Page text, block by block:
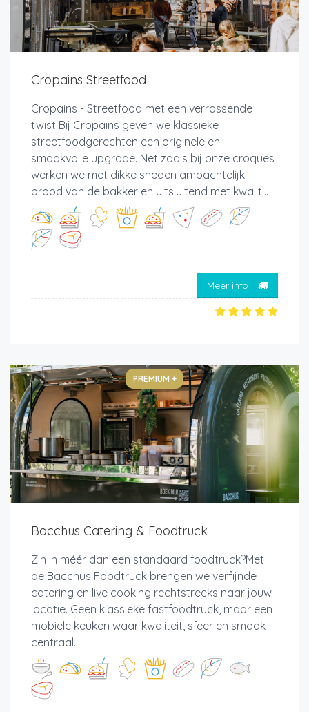
Cropains Streetfood
Cropains - Streetfood met een verrassende
twist Bij Cropains geven we klassieke
streetfoodgerechten een originele en
smaakvolle upgrade. Net zoals bij onze croques
werken we met dikke sneden ambachtelijk
brood van de bakker en uitsluitend met kwalit...
Meer info
PREMIUM +
Bacchus Catering & Foodtruck
Zin in méér dan een standaard foodtruck?Met
de Bacchus Foodtruck brengen we verfijnde
catering en live cooking rechtstreeks naar jouw
locatie. Geen klassieke fastfoodtruck, maar een
mobiele keuken waar kwaliteit, sfeer en smaak
centraal...